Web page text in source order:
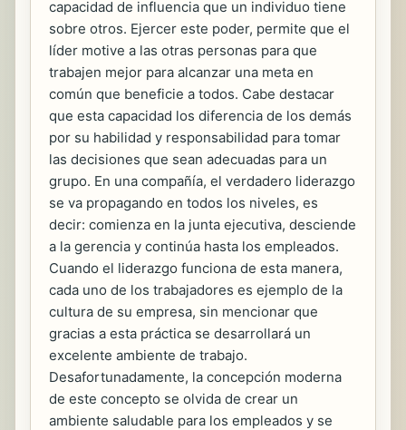
capacidad de influencia que un individuo tiene
sobre otros. Ejercer este poder, permite que el
líder motive a las otras personas para que
trabajen mejor para alcanzar una meta en
común que beneficie a todos. Cabe destacar
que esta capacidad los diferencia de los demás
por su habilidad y responsabilidad para tomar
las decisiones que sean adecuadas para un
grupo. En una compañía, el verdadero liderazgo
se va propagando en todos los niveles, es
decir: comienza en la junta ejecutiva, desciende
a la gerencia y continúa hasta los empleados.
Cuando el liderazgo funciona de esta manera,
cada uno de los trabajadores es ejemplo de la
cultura de su empresa, sin mencionar que
gracias a esta práctica se desarrollará un
excelente ambiente de trabajo.
Desafortunadamente, la concepción moderna
de este concepto se olvida de crear un
ambiente saludable para los empleados y se